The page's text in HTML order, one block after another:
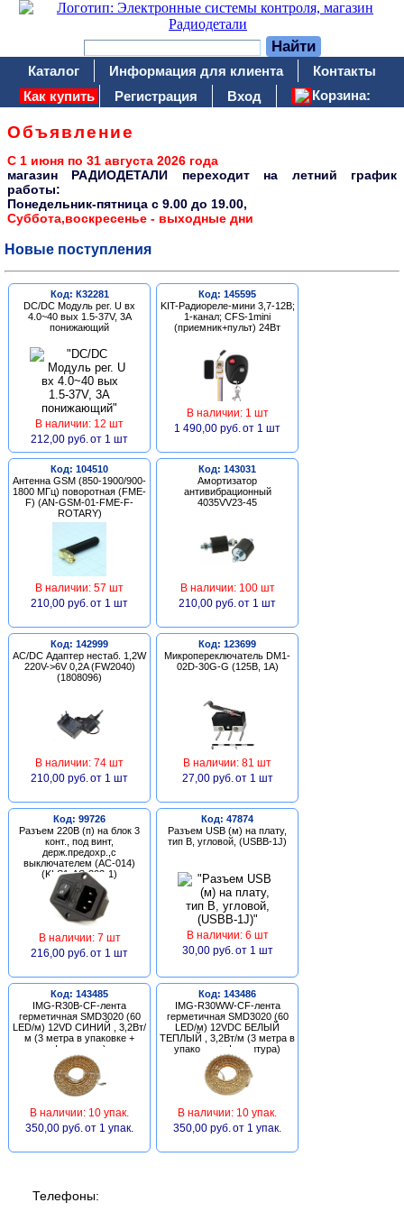
Каталог Информация для клиента
Контакты
Как купить
Регистрация Вход Корзина:
Объявление
С 1 июня по 31 августа 2026 года
магазин РАДИОДЕТАЛИ переходит на летний график
работы:
Понедельник-пятница c 9.00 до 19.00,
Суббота,воскресенье - выходные дни
Новые поступления
Код: К32281
DC/DC Модуль рег. U вх
4.0~40 вых 1.5-37V, 3A
понижающий
В наличии: 12 шт
212,00 руб. от 1 шт
Код: 145595
KIT-Радиореле-мини 3,7-12В;
1-канал; CFS-1mini
(приемник+пульт) 24Вт
В наличии: 1 шт
1 490,00 руб. от 1 шт
Код: 104510
Антенна GSM (850-1900/900-
1800 МГц) поворотная (FME-
F) (AN-GSM-01-FME-F-
ROTARY)
В наличии: 57 шт
210,00 руб. от 1 шт
Код: 143031
Амортизатор
антивибрационный
4035VV23-45
В наличии: 100 шт
210,00 руб. от 1 шт
Код: 142999
AC/DC Адаптер нестаб. 1,2W
220V->6V 0,2A (FW2040)
(1808096)
В наличии: 74 шт
210,00 руб. от 1 шт
Код: 123699
Микропереключатель DM1-
02D-30G-G (125В, 1А)
В наличии: 81 шт
27,00 руб. от 1 шт
Код: 99726
Разъем 220В (п) на блок 3
конт., под винт,
держ.предохр.,с
выключателем (AC-014)
(KLS1-AS-303-1)
В наличии: 7 шт
216,00 руб. от 1 шт
Код: 47874
Разъем USB (м) на плату,
тип В, угловой, (USBB-1J)
В наличии: 6 шт
30,00 руб. от 1 шт
Код: 143485
IMG-R30B-CF-лента
герметичная SMD3020 (60
LED/м) 12VD СИНИЙ , 3,2Вт/
м (3 метра в упаковке +
фурнитура)
В наличии: 10 упак.
350,00 руб. от 1 упак.
Код: 143486
IMG-R30WW-CF-лента
герметичная SMD3020 (60
LED/м) 12VDC БЕЛЫЙ
ТЕПЛЫЙ , 3,2Вт/м (3 метра в
упаковке + фурнитура)
В наличии: 10 упак.
350,00 руб. от 1 упак.
Телефоны: